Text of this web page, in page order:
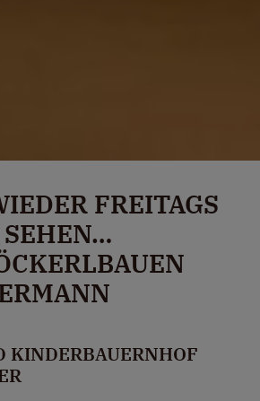
FREITAGS
KINDERBAUERNHOF